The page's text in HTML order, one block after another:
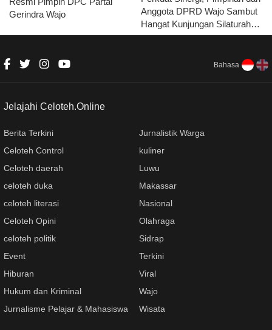
Gerindra Wajo
Anggota DPRD Wajo Sambut
Hangat Kunjungan Silaturahmi
Kapolres Wajo yang Baru
Bahasa
Jelajahi Celoteh.Online
Berita Terkini
Celoteh Control
Celoteh daerah
celoteh duka
celoteh literasi
Celoteh Opini
celoteh politik
Event
Hiburan
Hukum dan Kriminal
Jurnalisme Pelajar & Mahasiswa
Jurnalistik Warga
kuliner
Luwu
Makassar
Nasional
Olahraga
Sidrap
Terkini
Viral
Wajo
Wisata